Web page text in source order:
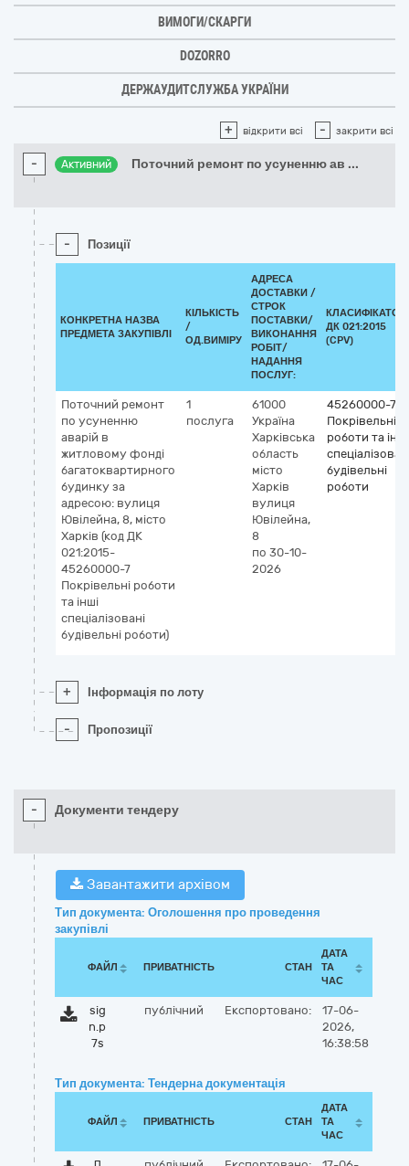
ВИМОГИ/СКАРГИ
DOZORRO
ДЕРЖАУДИТСЛУЖБА УКРАЇНИ
+ відкрити всі - закрити всі
- Активний Поточний ремонт по усуненню ав ...
- Позиції
КОНКРЕТНА НАЗВА
ПРЕДМЕТА ЗАКУПІВЛІ
КІЛЬКІСТЬ
/
ОД.ВИМІРУ
АДРЕСА
ДОСТАВКИ /
СТРОК
ПОСТАВКИ/
ВИКОНАННЯ
РОБІТ/
НАДАННЯ
ПОСЛУГ:
КЛАСИФІКАТОР
ДК 021:2015
(CPV)
Поточний ремонт
по усуненню
аварій в
житловому фонді
багатоквартирного
будинку за
адресою: вулиця
Ювілейна, 8, місто
Харків (код ДК
021:2015-
45260000-7
Покрівельні роботи
та інші
спеціалізовані
будівельні роботи)
1
послуга
61000
Україна
Харківська
область
місто
Харків
вулиця
Ювілейна,
8
по 30-10-
2026
45260000-7
Покрівельні
роботи та інші
будівельні
роботи
+ Інформація по лоту
- Пропозиції
- Документи тендеру
Завантажити архівом
Тип документа: Оголошення про проведення
закупівлі
ФАЙЛ ПРИВАТНІСТЬ СТАН
ДАТА
ТА
ЧАС
sig
n.p
7s
публічний Експортовано:
17-06-
2026,
16:38:58
Тип документа: Тендерна документація
ФАЙЛ ПРИВАТНІСТЬ СТАН
ДАТА
ТА
ЧАС